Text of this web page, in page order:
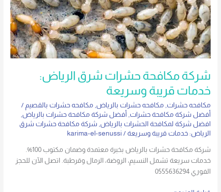
شركة مكافحة حشرات شرق الرياض:
خدمات قريبة وسريعة
مكافحه حشرات ,مكافحه حشرات بالرياض ,مكافحه حشرات بالقصيم /
أفضل شركة مكافحة حشرات
أفضل شركة مكافحة حشرات بالرياض
افضل شركة لمكافحة الحشرات بالرياض ,شركة مكافحة حشرات شرق
الرياض: خدمات قريبة وسريعة /
karima-el-senussi
شركة مكافحة حشرات بالرياض بخبرة معتمدة وضمان مكتوب 100%.
خدمات سريعة تشمل النسيم، الروضة، الرمال وقرطبة. اتصل الآن للحجز
الفوري 0555636294
خدمات
قريبة
وسريعة